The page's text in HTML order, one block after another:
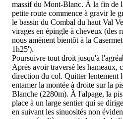
massif du Mont-Blanc. À la fin de
petite route commence à gravir le
le bassin du Combal du haut Val
virages en épingle à cheveux (des
nous amènent bientôt à la
1h25').
Poursuivre tout droit jusqu'à
Après avoir traversé les hameaux,
direction du col. Quitter lentement
entamer la montée à droite sur la
Blanche (2280m). À l'alpage, la
place à un large sentier qui se
en suivant les sinuosités non